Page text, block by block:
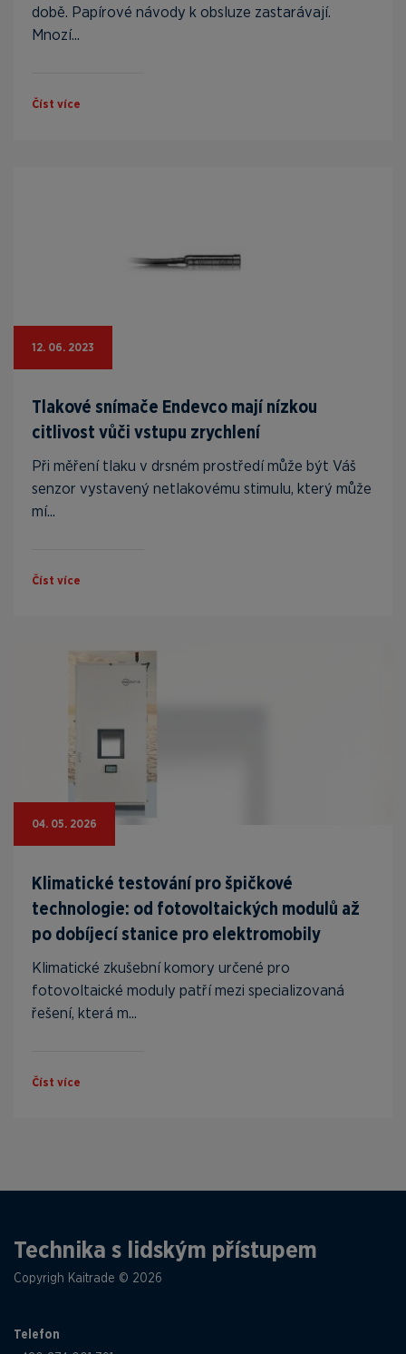
době. Papírové návody k obsluze zastarávají.
Mnozí...
Číst více
12. 06. 2023
Tlakové snímače Endevco mají nízkou
citlivost vůči vstupu zrychlení
Při měření tlaku v drsném prostředí může být Váš
senzor vystavený netlakovému stimulu, který může
mí...
Číst více
04. 05. 2026
Klimatické testování pro špičkové
technologie: od fotovoltaických modulů až
po dobíjecí stanice pro elektromobily
Klimatické zkušební komory určené pro
fotovoltaické moduly patří mezi specializovaná
řešení, která m...
Číst více
Technika s lidským přístupem
Copyrigh Kaitrade © 2026
Telefon